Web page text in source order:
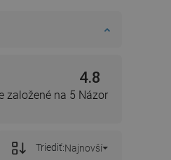
4.8
založené na 5 Názor
Triediť:Najnovší